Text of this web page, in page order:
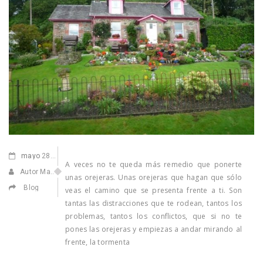
mayo 28,2014
Autor Marisa Navarro
Blog
A veces no te queda más remedio que ponerte
unas orejeras. Unas orejeras que hagan que sólo
veas el camino que se presenta frente a ti. Son
tantas las distracciones que te rodean, tantos los
problemas, tantos los conflictos, que si no te
pones las orejeras y empiezas a andar mirando al
frente, la tormenta